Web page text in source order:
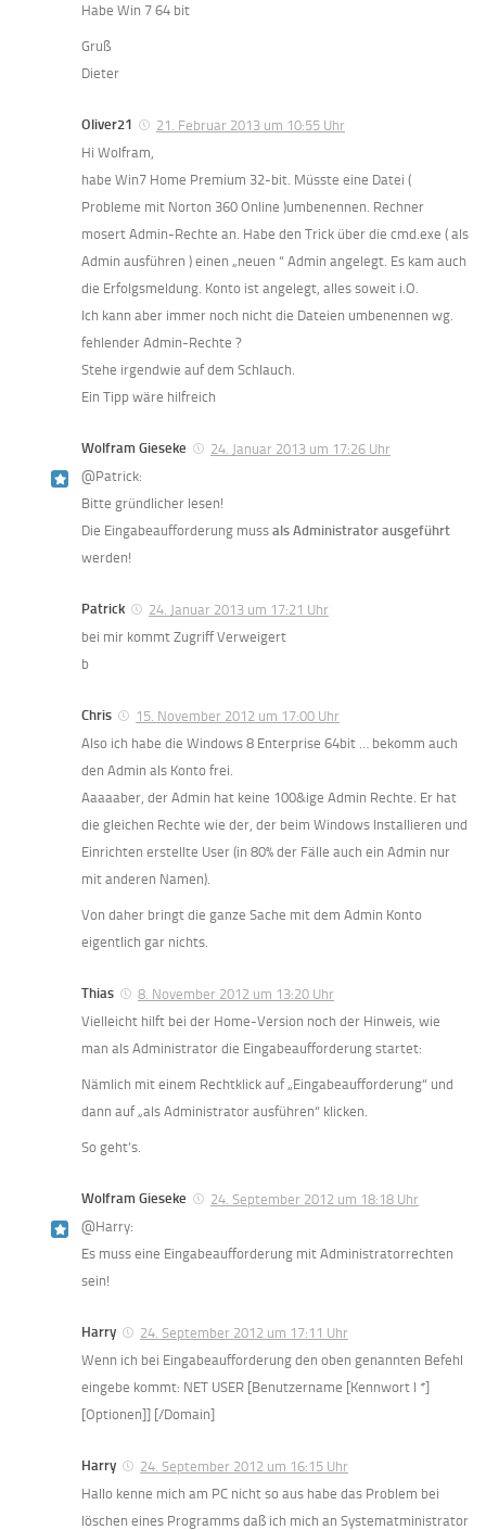
Habe Win 7 64 bit
Gruß
Dieter
Oliver21
21. Februar 2013 um 10:55 Uhr
Hi Wolfram,
habe Win7 Home Premium 32-bit. Müsste eine Datei (
Probleme mit Norton 360 Online )umbenennen. Rechner
mosert Admin-Rechte an. Habe den Trick über die cmd.exe ( als
Admin ausführen ) einen „neuen “ Admin angelegt. Es kam auch
die Erfolgsmeldung. Konto ist angelegt, alles soweit i.O.
Ich kann aber immer noch nicht die Dateien umbenennen wg.
fehlender Admin-Rechte ?
Stehe irgendwie auf dem Schlauch.
Ein Tipp wäre hilfreich
Wolfram Gieseke
24. Januar 2013 um 17:26 Uhr
@Patrick:
Bitte gründlicher lesen!
Die Eingabeaufforderung muss als Administrator ausgeführt
werden!
Patrick
24. Januar 2013 um 17:21 Uhr
bei mir kommt Zugriff Verweigert
b
Chris
15. November 2012 um 17:00 Uhr
Also ich habe die Windows 8 Enterprise 64bit … bekomm auch
den Admin als Konto frei.
Aaaaaber, der Admin hat keine 100&ige Admin Rechte. Er hat
die gleichen Rechte wie der, der beim Windows Installieren und
Einrichten erstellte User (in 80% der Fälle auch ein Admin nur
mit anderen Namen).
Von daher bringt die ganze Sache mit dem Admin Konto
eigentlich gar nichts.
Thias
8. November 2012 um 13:20 Uhr
Vielleicht hilft bei der Home-Version noch der Hinweis, wie
man als Administrator die Eingabeaufforderung startet:
Nämlich mit einem Rechtklick auf „Eingabeaufforderung“ und
dann auf „als Administrator ausführen“ klicken.
So geht’s.
Wolfram Gieseke
24. September 2012 um 18:18 Uhr
@Harry:
Es muss eine Eingabeaufforderung mit Administratorrechten
sein!
Harry
24. September 2012 um 17:11 Uhr
Wenn ich bei Eingabeaufforderung den oben genannten Befehl
eingebe kommt: NET USER [Benutzername [Kennwort l *]
[Optionen]] [/Domain]
Harry
24. September 2012 um 16:15 Uhr
Hallo kenne mich am PC nicht so aus habe das Problem bei
löschen eines Programms daß ich mich an Systematministrator